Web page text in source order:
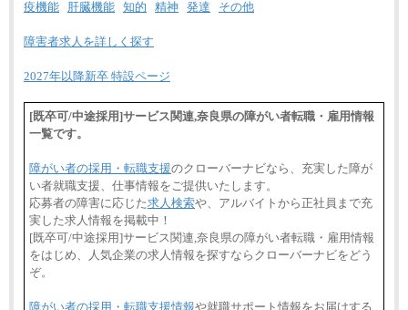
疫機能 肝臓機能 知的 精神 発達 その他
障害者求人を詳しく探す
2027年以降新卒 特設ページ
[既卒可/中途採用]サービス関連,奈良県の障がい者転職・雇用情報
一覧です。
障がい者の採用・転職支援のクローバーナビなら、充実した障が
い者就職支援、仕事情報をご提供いたします。
応募者の障害に応じた求人検索や、アルバイトから正社員まで充
実した求人情報を掲載中！
[既卒可/中途採用]サービス関連,奈良県の障がい者転職・雇用情報
をはじめ、人気企業の求人情報を探すならクローバーナビをどう
ぞ。
障がい者の採用・転職支援情報や就職サポート情報をお届けする